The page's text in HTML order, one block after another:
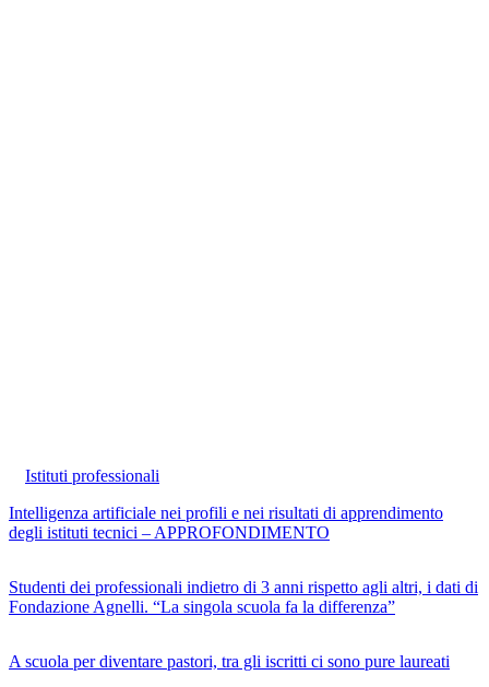
Istituti professionali
Intelligenza artificiale nei profili e nei risultati di apprendimento
degli istituti tecnici – APPROFONDIMENTO
Studenti dei professionali indietro di 3 anni rispetto agli altri, i dati di
Fondazione Agnelli. “La singola scuola fa la differenza”
A scuola per diventare pastori, tra gli iscritti ci sono pure laureati